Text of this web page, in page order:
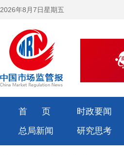
2026年8月7日星期五
首 页 时政要闻
总局新闻
研究思考